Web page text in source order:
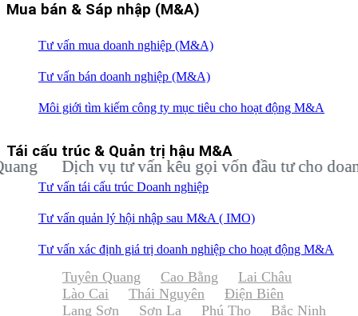
Mua bán & Sáp nhập (M&A)
Tư vấn mua doanh nghiệp (M&A)
Tư vấn bán doanh nghiệp (M&A)
Môi giới tìm kiếm công ty mục tiêu cho hoạt động M&A
Tái cấu trúc & Quản trị hậu M&A
Tư vấn tái cấu trúc Doanh nghiệp
Tư vấn quản lý hội nhập sau M&A ( IMO)
Tư vấn xác định giá trị doanh nghiệp cho hoạt động M&A
Dịch vụ tư vấn kêu gọi vốn đầu tư cho doanh
Tuyên Quang Cao Bằng
Lai Châu
Lào Cai
Thái Nguyên
Điện Biên
Lạng Sơn
Sơn La Phú Thọ Bắc Ninh